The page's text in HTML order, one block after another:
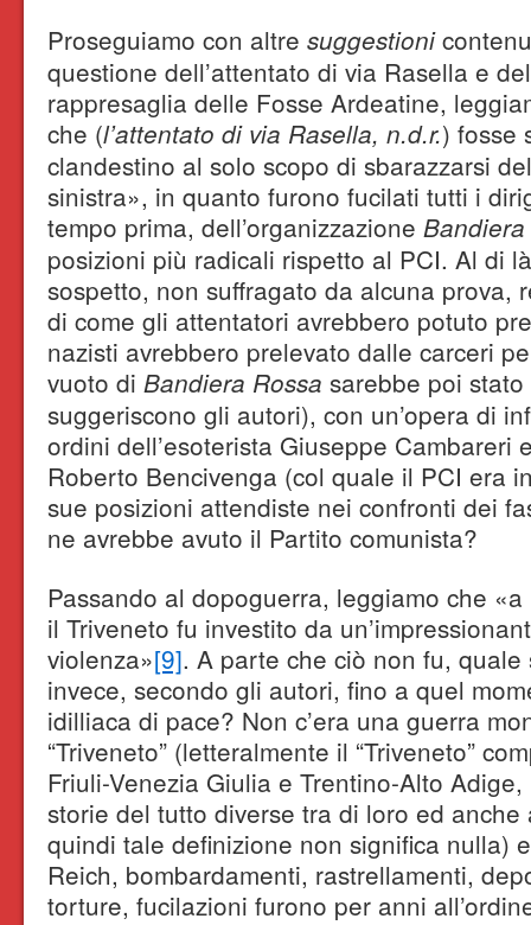
Proseguiamo con altre suggestioni
questione dell’attentato di via Rasella e
rappresaglia delle Fosse Ardeatine,
che (l’attentato di via Rasella, n.d.r.) fosse
clandestino al solo scopo di sbarazzarsi
sinistra», in quanto furono fucilati tutti i
tempo prima, dell’organizzazione
posizioni più radicali rispetto al PCI. Al di
sospetto, non suffragato da alcuna prova,
di come gli attentatori avrebbero potuto
nazisti avrebbero prelevato dalle carceri
vuoto di Bandiera Rossa sarebbe poi
suggeriscono gli autori), con un’opera di
ordini dell’esoterista Giuseppe Cambareri
Roberto Bencivenga (col quale il PCI era
sue posizioni attendiste nei confronti dei
ne avrebbe avuto il Partito comunista?
Passando al dopoguerra, leggiamo che
il Triveneto fu investito da
violenza»[9]. A parte che ciò non fu,
invece, secondo gli autori, fino a quel
idilliaca di pace? Non c’era una guerra
“Triveneto” (letteralmente il “Triveneto”
Friuli-Venezia Giulia e Trentino-Alto
storie del tutto diverse tra di loro ed anche
quindi tale definizione non significa nulla)
Reich, bombardamenti, rastrellamenti,
torture, fucilazioni furono per anni